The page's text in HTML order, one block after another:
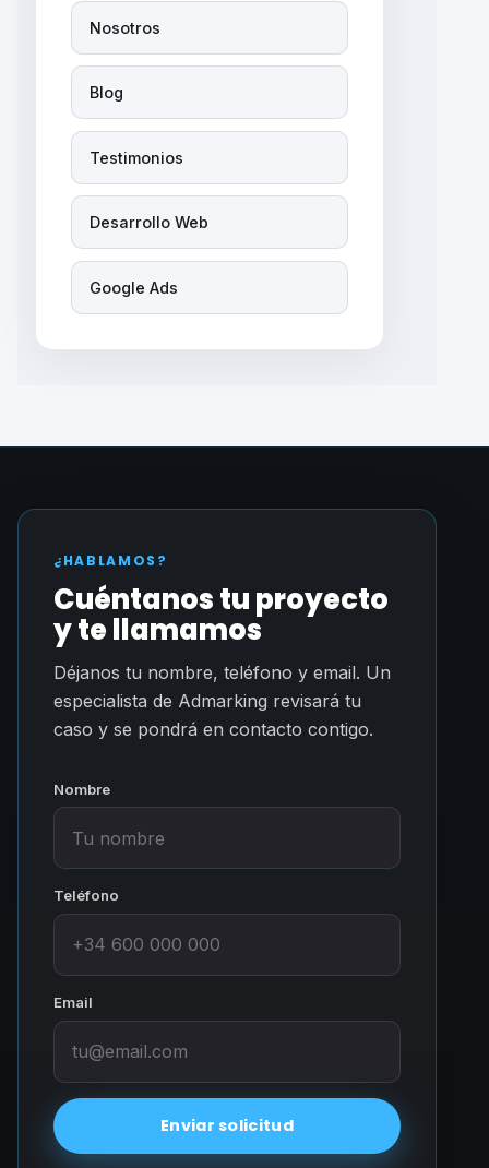
Nosotros
Blog
Testimonios
Desarrollo Web
Google Ads
¿HABLAMOS?
Cuéntanos tu proyecto
y te llamamos
Déjanos tu nombre, teléfono y email. Un
especialista de Admarking revisará tu
caso y se pondrá en contacto contigo.
Nombre
Teléfono
Email
Enviar solicitud